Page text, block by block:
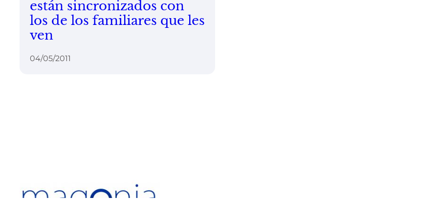
están sincronizados con
los de los familiares que les
ven
04/05/2011